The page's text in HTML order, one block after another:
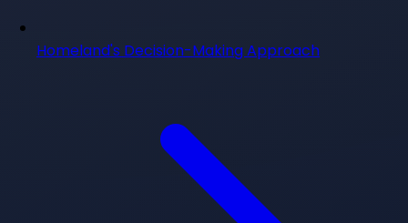
Homeland's Decision-Making Approach